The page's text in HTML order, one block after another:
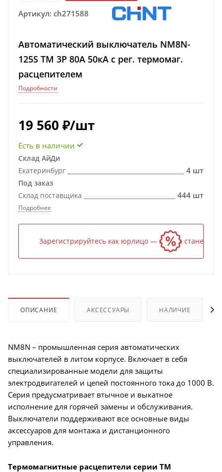
Артикул: ch271588
Автоматический выключатель NM8N-
125S TM 3P 80А 50кА с рег. термомаг.
расцепителем
Подробности
19 560 ₽/шт
Есть в наличии
Склад АйДи
Екатеринбург
4 шт
Под заказ
Склад поставщика
444 шт
Подробнее
Зарегистрируйтесь как юрлицо — и цена станет
ОПИСАНИЕ АКСЕССУАРЫ НАЛИЧИЕ
NM8N – промышленная серия автоматических
выключателей в литом корпусе. Включает в себя
специализированные модели для защиты
электродвигателей и цепей постоянного тока до 1000 В.
Серия предусматривает втычное и выкатное
исполнение для горячей замены и обслуживания.
Выключатели поддерживают все основные виды
аксессуаров для монтажа и дистанционного
управления.
Термомагнитные расцепители серии TM